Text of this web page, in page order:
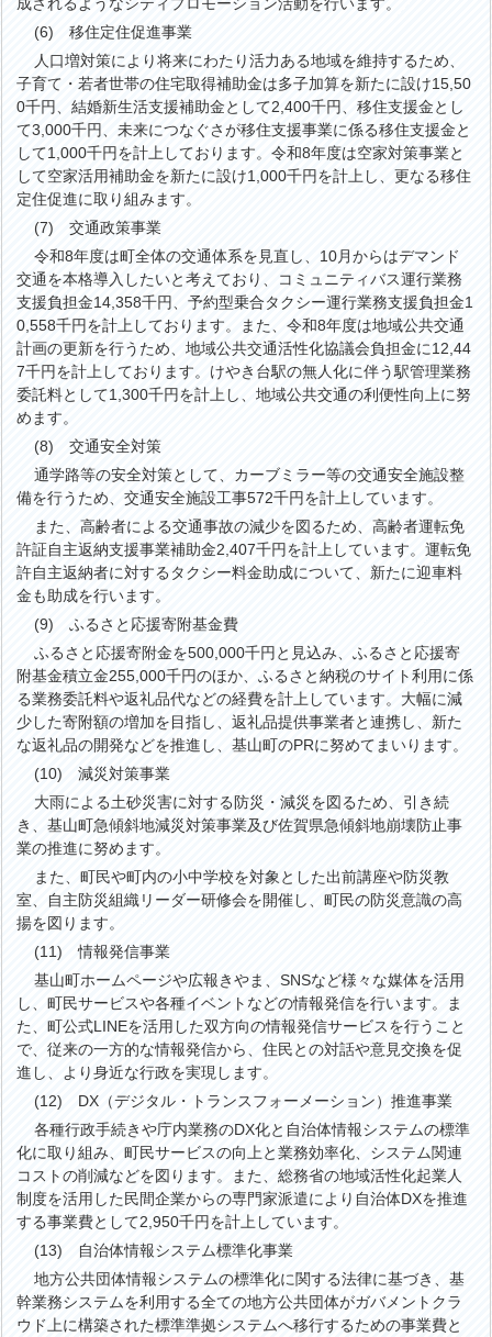
(6) 移住定住促進事業
人口増対策により将来にわたり活力ある地域を維持するため、
子育て・若者世帯の住宅取得補助金は多子加算を新たに設け15,50
0千円、結婚新生活支援補助金として2,400千円、移住支援金とし
て3,000千円、未来につなぐさが移住支援事業に係る移住支援金と
して1,000千円を計上しております。令和8年度は空家対策事業と
して空家活用補助金を新たに設け1,000千円を計上し、更なる移住
定住促進に取り組みます。
(7) 交通政策事業
令和8年度は町全体の交通体系を見直し、10月からはデマンド
交通を本格導入したいと考えており、コミュニティバス運行業務
支援負担金14,358千円、予約型乗合タクシー運行業務支援負担金1
0,558千円を計上しております。また、令和8年度は地域公共交通
計画の更新を行うため、地域公共交通活性化協議会負担金に12,44
7千円を計上しております。けやき台駅の無人化に伴う駅管理業務
委託料として1,300千円を計上し、地域公共交通の利便性向上に努
めます。
(8) 交通安全対策
通学路等の安全対策として、カーブミラー等の交通安全施設整
備を行うため、交通安全施設工事572千円を計上しています。
また、高齢者による交通事故の減少を図るため、高齢者運転免
許証自主返納支援事業補助金2,407千円を計上しています。運転免
許自主返納者に対するタクシー料金助成について、新たに迎車料
金も助成を行います。
(9) ふるさと応援寄附基金費
ふるさと応援寄附金を500,000千円と見込み、ふるさと応援寄
附基金積立金255,000千円のほか、ふるさと納税のサイト利用に係
る業務委託料や返礼品代などの経費を計上しています。大幅に減
少した寄附額の増加を目指し、返礼品提供事業者と連携し、新た
な返礼品の開発などを推進し、基山町のPRに努めてまいります。
(10) 減災対策事業
大雨による土砂災害に対する防災・減災を図るため、引き続
き、基山町急傾斜地減災対策事業及び佐賀県急傾斜地崩壊防止事
業の推進に努めます。
また、町民や町内の小中学校を対象とした出前講座や防災教
室、自主防災組織リーダー研修会を開催し、町民の防災意識の高
揚を図ります。
(11) 情報発信事業
基山町ホームページや広報きやま、SNSなど様々な媒体を活用
し、町民サービスや各種イベントなどの情報発信を行います。ま
た、町公式LINEを活用した双方向の情報発信サービスを行うこと
で、従来の一方的な情報発信から、住民との対話や意見交換を促
進し、より身近な行政を実現します。
(12) DX（デジタル・トランスフォーメーション）推進事業
各種行政手続きや庁内業務のDX化と自治体情報システムの標準
化に取り組み、町民サービスの向上と業務効率化、システム関連
コストの削減などを図ります。また、総務省の地域活性化起業人
制度を活用した民間企業からの専門家派遣により自治体DXを推進
する事業費として2,950千円を計上しています。
(13) 自治体情報システム標準化事業
地方公共団体情報システムの標準化に関する法律に基づき、基
幹業務システムを利用する全ての地方公共団体がガバメントクラ
ウド上に構築された標準準拠システムへ移行するための事業費と